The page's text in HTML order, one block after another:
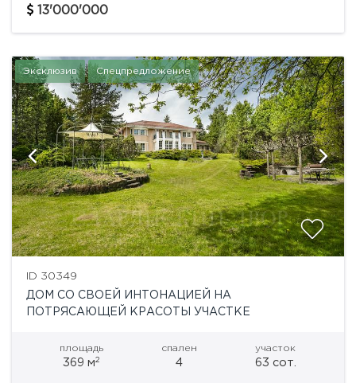
тренажерный зал, 5 спален, 5 с/у. Выполнена
13'000'000
Эксклюзив Спецпредложение
ID 30349
ДОМ СО СВОЕЙ ИНТОНАЦИЕЙ НА
ПОТРЯСАЮЩЕЙ КРАСОТЫ УЧАСТКЕ
площадь
369 м2
спален
4
участок
63 сот.